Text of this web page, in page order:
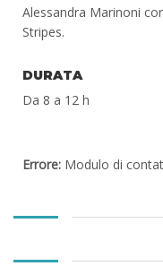
Alessandra Marinoni
Stripes.
DURATA
Da 8 a 12 h
Errore: Modulo di